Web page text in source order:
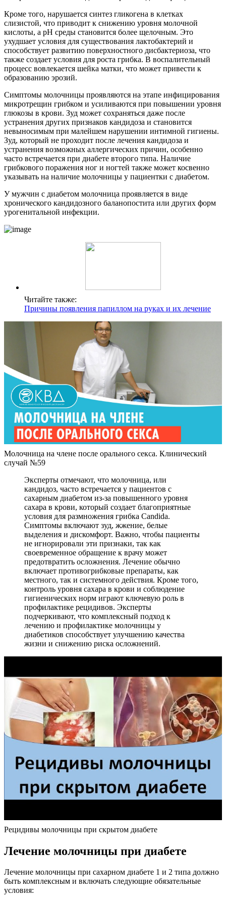
Кроме того, нарушается синтез гликогена в клетках
слизистой, что приводит к снижению уровня молочной
кислоты, а pH среды становится более щелочным. Это
ухудшает условия для существования лактобактерий и
способствует развитию поверхностного дисбактериоза, что
также создает условия для роста грибка. В воспалительный
процесс вовлекается шейка матки, что может привести к
образованию эрозий.
Симптомы молочницы проявляются на этапе инфицирования
микротрещин грибком и усиливаются при повышении уровня
глюкозы в крови. Зуд может сохраняться даже после
устранения других признаков кандидоза и становится
невыносимым при малейшем нарушении интимной гигиены.
Зуд, который не проходит после лечения кандидоза и
устранения возможных аллергических причин, особенно
часто встречается при диабете второго типа. Наличие
грибкового поражения ног и ногтей также может косвенно
указывать на наличие молочницы у пациентки с диабетом.
У мужчин с диабетом молочница проявляется в виде
хронического кандидозного баланопостита или других форм
урогенитальной инфекции.
Читайте также:
Причины появления папиллом на руках и их лечение
Молочница на члене после орального секса. Клинический
случай №59
Эксперты отмечают, что молочница, или
кандидоз, часто встречается у пациентов с
сахарным диабетом из-за повышенного уровня
сахара в крови, который создает благоприятные
условия для размножения грибка Candida.
Симптомы включают зуд, жжение, белые
выделения и дискомфорт. Важно, чтобы пациенты
не игнорировали эти признаки, так как
своевременное обращение к врачу может
предотвратить осложнения. Лечение обычно
включает противогрибковые препараты, как
местного, так и системного действия. Кроме того,
контроль уровня сахара в крови и соблюдение
гигиенических норм играют ключевую роль в
профилактике рецидивов. Эксперты
подчеркивают, что комплексный подход к
лечению и профилактике молочницы у
диабетиков способствует улучшению качества
жизни и снижению риска осложнений.
Рецидивы молочницы при скрытом диабете
Лечение молочницы при диабете
Лечение молочницы при сахарном диабете 1 и 2 типа должно
быть комплексным и включать следующие обязательные
условия: